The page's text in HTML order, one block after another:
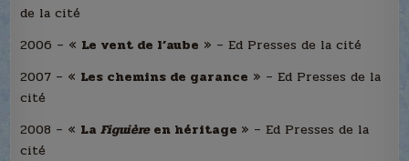
de la cité
2006 – « Le vent de l’aube » – Ed Presses de la cité
2007 – « Les chemins de garance » – Ed Presses de la
cité
2008 – « LaFiguièreen héritage » – Ed Presses de la
cité